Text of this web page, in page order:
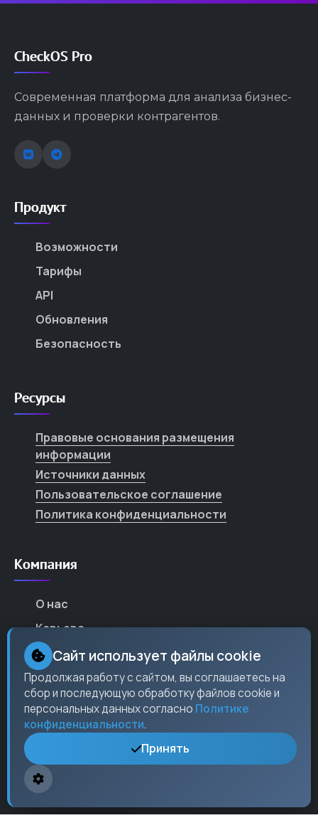
CheckOS Pro
Современная платформа для анализа бизнес-
данных и проверки контрагентов.
Продукт
Возможности
Тарифы
API
Обновления
Безопасность
Ресурсы
Правовые основания размещения
информации
Источники данных
Пользовательское соглашение
Политика конфиденциальности
Компания
О нас
Карьера
Партнеры
Контакты
Пресс-центр
Контакты
Москва,
+7 (495) 123-45-67
Сайт использует файлы cookie
Продолжая работу с сайтом, вы соглашаетесь на
сбор и последующую обработку файлов cookie и
персональных данных согласно Политике
конфиденциальности.
Принять